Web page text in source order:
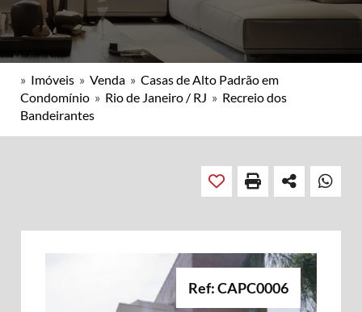
» Imóveis » Venda » Casas de Alto Padrão em
Condomínio » Rio de Janeiro / RJ » Recreio dos
Bandeirantes
Ref: CAPC0006